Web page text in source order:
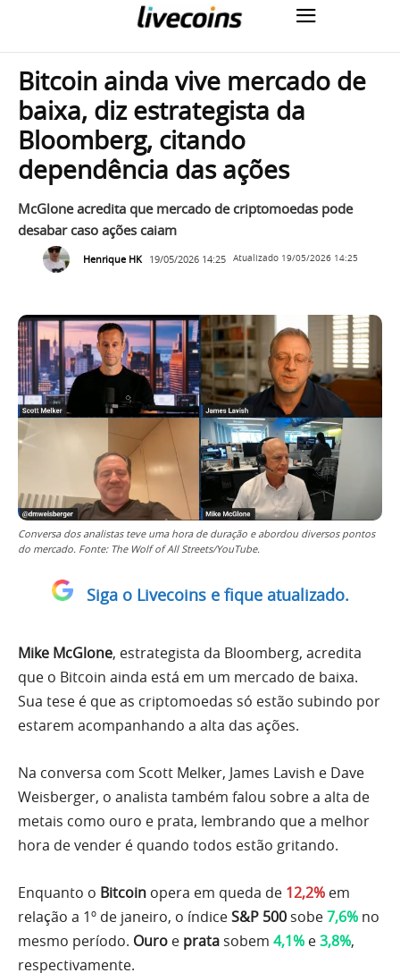
Bitcoin ainda vive mercado de
baixa, diz estrategista da
Bloomberg, citando
dependência das ações
McGlone acredita que mercado de criptomoedas pode
desabar caso ações caiam
Henrique HK 19/05/2026 14:25 Atualizado 19/05/2026 14:25
Conversa dos analistas teve uma hora de duração e abordou diversos pontos
do mercado. Fonte: The Wolf of All Streets/YouTube.
Siga o Livecoins e fique atualizado.
Mike McGlone, estrategista da Bloomberg, acredita
que o Bitcoin ainda está em um mercado de baixa.
Sua tese é que as criptomoedas só estão subindo por
estarem acompanhando a alta das ações.
Na conversa com Scott Melker, James Lavish e Dave
Weisberger, o analista também falou sobre a alta de
metais como ouro e prata, lembrando que a melhor
hora de vender é quando todos estão gritando.
Enquanto o Bitcoin opera em queda de 12,2% em
relação a 1º de janeiro, o índiceS&P 500 sobe7,6% no
mesmo período. Ouro e prata sobem 4,1% e3,8%,
respectivamente.